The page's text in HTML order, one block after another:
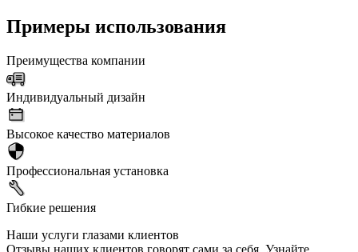
Примеры использования
Преимущества компании
Индивидуальный дизайн
Высокое качество материалов
Профессиональная установка
Гибкие решения
Наши услуги глазами клиентов
Отзывы наших клиентов говорят сами за себя. Узнайте,